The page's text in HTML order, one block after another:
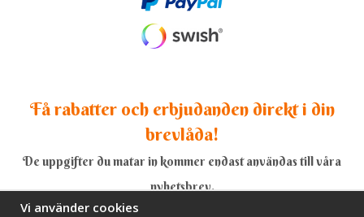
Få rabatter och erbjudanden direkt i din
brevlåda!
De uppgifter du matar in kommer endast användas till våra
nyhetsbrev.
Vi använder cookies